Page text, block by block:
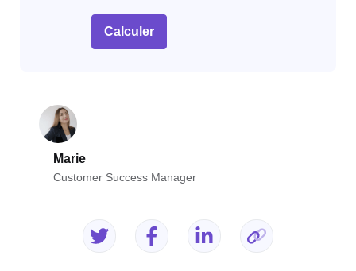
Calculer
Marie
Customer Success Manager